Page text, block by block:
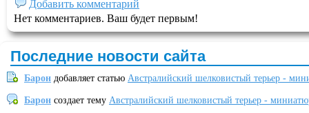
Добавить комментарий
Нет комментариев. Ваш будет первым!
Последние новости сайта
Барон добавляет статью Австралийский шелковистый терьер -
Барон создает тему Австралийский шелковистый терьер -